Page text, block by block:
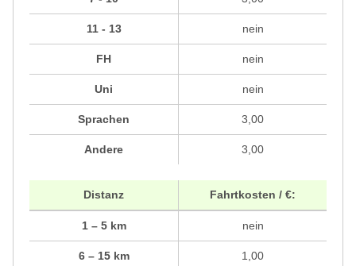
11 - 13
FH
Uni
Sprachen
Andere
nein
nein
nein
3,00
3,00
Distanz
1 – 5 km
6 – 15 km
Fahrtkosten / €:
nein
1,00